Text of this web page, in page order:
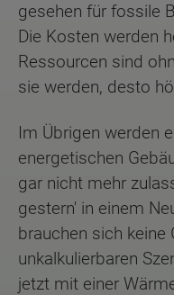
gesehen für fossile
Die Kosten werden
Ressourcen sind
sie werden, desto
Im Übrigen werden
energetischen
gar nicht mehr
gestern' in einem
brauchen sich keine
unkalkulierbaren
jetzt mit einer